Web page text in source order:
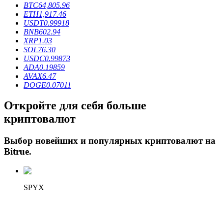
Эксклюзивные инвестиции для владельцев BTR
Кредиты
Сервис заимствований, обеспеченных криптовалютой
BTC64,805.96
ETH1,917.46
USDT0.99918
BNB602.94
XRP1.03
SOL76.30
USDC0.99873
ADA0.19859
AVAX6.47
DOGE0.07011
Откройте для себя больше
криптовалют
Выбор новейших и популярных криптовалют на
Bitrue.
SPYX